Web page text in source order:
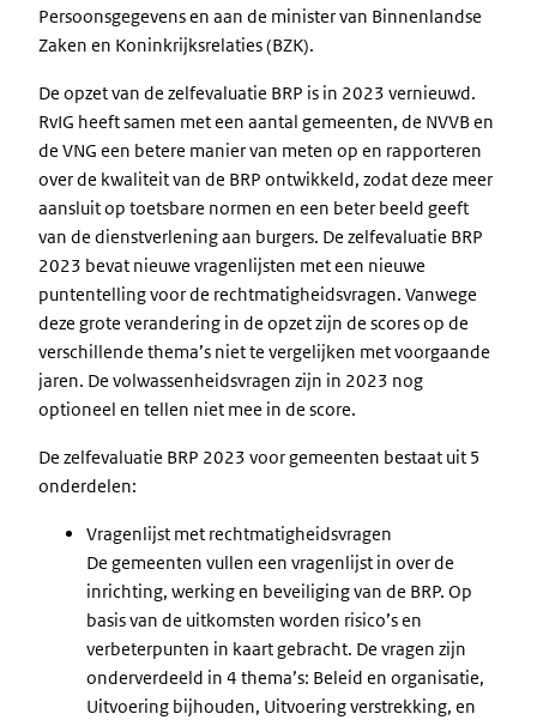
Persoonsgegevens en aan de minister van Binnenlandse
Zaken en Koninkrijksrelaties (BZK).
De opzet van de zelfevaluatie BRP is in 2023 vernieuwd.
RvIG heeft samen met een aantal gemeenten, de NVVB en
de VNG een betere manier van meten op en rapporteren
over de kwaliteit van de BRP ontwikkeld, zodat deze meer
aansluit op toetsbare normen en een beter beeld geeft
van de dienstverlening aan burgers. De zelfevaluatie BRP
2023 bevat nieuwe vragenlijsten met een nieuwe
puntentelling voor de rechtmatigheidsvragen. Vanwege
deze grote verandering in de opzet zijn de scores op de
verschillende thema’s niet te vergelijken met voorgaande
jaren. De volwassenheidsvragen zijn in 2023 nog
optioneel en tellen niet mee in de score.
De zelfevaluatie BRP 2023 voor gemeenten bestaat uit 5
onderdelen:
Vragenlijst met rechtmatigheidsvragen
De gemeenten vullen een vragenlijst in over de
inrichting, werking en beveiliging van de BRP. Op
basis van de uitkomsten worden risico’s en
verbeterpunten in kaart gebracht. De vragen zijn
onderverdeeld in 4 thema’s: Beleid en organisatie,
Uitvoering bijhouden, Uitvoering verstrekking, en